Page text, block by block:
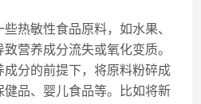
敏性食品原料，如水果、
营养成分流失或氧化变质。
分的前提下，将原料粉碎成
品、婴儿食品等。比如将新